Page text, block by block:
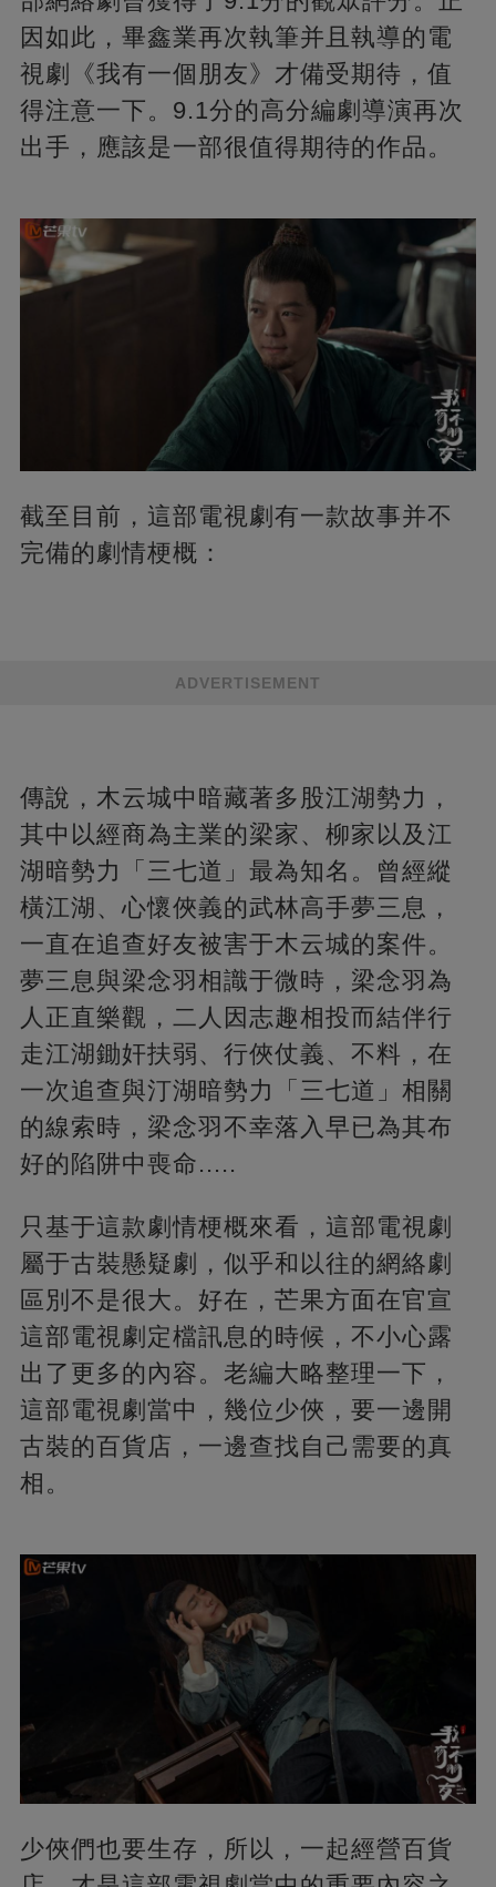
因如此，畢鑫業再次執筆并且執導的電
視劇《我有一個朋友》才備受期待，值
得注意一下。9.1分的高分編劇導演再次
出手，應該是一部很值得期待的作品。
截至目前，這部電視劇有一款故事并不
完備的劇情梗概：
ADVERTISEMENT
傳說，木云城中暗藏著多股江湖勢力，
其中以經商為主業的梁家、柳家以及江
湖暗勢力「三七道」最為知名。曾經縱
橫江湖、心懷俠義的武林高手夢三息，
一直在追查好友被害于木云城的案件。
夢三息與梁念羽相識于微時，梁念羽為
人正直樂觀，二人因志趣相投而結伴行
走江湖鋤奸扶弱、行俠仗義、不料，在
一次追查與汀湖暗勢力「三七道」相關
的線索時，梁念羽不幸落入早已為其布
好的陷阱中喪命.....
只基于這款劇情梗概來看，這部電視劇
屬于古裝懸疑劇，似乎和以往的網絡劇
區別不是很大。好在，芒果方面在官宣
這部電視劇定檔訊息的時候，不小心露
出了更多的內容。老編大略整理一下，
這部電視劇當中，幾位少俠，要一邊開
古裝的百貨店，一邊查找自己需要的真
相。
少俠們也要生存，所以，一起經營百貨